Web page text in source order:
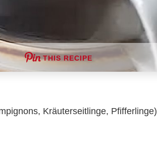
THIS RECIPE
Kräuterseitlinge, Pfifferlinge)